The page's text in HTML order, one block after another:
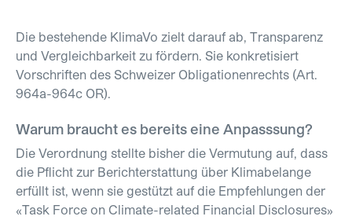
Die bestehende KlimaVo zielt darauf ab, Transparenz
und Vergleichbarkeit zu fördern. Sie konkretisiert
Vorschriften des Schweizer Obligationenrechts (Art.
964a-964c OR).
Warum braucht es bereits eine Anpasssung?
Die Verordnung stellte bisher die Vermutung auf, dass
die Pflicht zur Berichterstattung über Klimabelange
erfüllt ist, wenn sie gestützt auf die Empfehlungen der
«Task Force on Climate-related Financial Disclosures»